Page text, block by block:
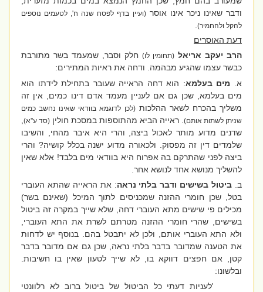
ודבר שאינו ניכר אינו אוסר(ועיין בדף לפסח שנה ח', לטעמים נוספים
להקל ולהחמיר).
דעת האוסרים
הרב יעקב אריאל(תחומין לו)חלק וסבר, שמעמד בשר מתורבת
כבשר עצמו שהגיע מבהמה. ודחה את ראיות המתירים:
א.מים בעלמא: הוא דחה הראייה שעובר בתחילת לידתו הוא
מים בעלמא, שכן גם אם לעניין מעמד אדם דינו כמים, אין זה
משליך בהכרח לשאר ההלכות(לכן לדוגמא בוודאי שאינו נחשב כמים
שניתן לשתות אותם). ראייה הביא מהתוספות במסכת חולין(סד ע''א),
שדנים מדוע מותר לאכול ביצה, והרי היא איבר מהחי, והשיבו
שלמדים דין זה מפסוק. ולכאורה מדוע ישנה בכלל קושיה? והרי
ביצה לפני שהתרקם בה אפרוח היא בוודאי מים בלבד! אלא שאין
להשליך מנושא אחד לנושא אחר.
ב.ביטול בשישים ודבר בלתי נראה: את הראייה שהתא העוברי
בטל, שכן חומרי ההזנה שמכניסים לתוך המיכל (שאינם בשר)
מכילים פי שישים מתא העוברי דחה, שלא שייך במקרה זה ביטול
בשישים, שהרי חומרי ההזנה מטרתם לשרת את התא העוברי,
ולא התא העוברי אותם, ולכן לא יתבטל בהם. בנוסף יש לדחות
את הטענה שמדובר בדבר בלתי נראה, שכן גם אם מדובר בדבר
קטן, אם חפצים דווקא בו, לא שייך לטעון שאין בו חשיבות.
ובלשונו:
'לעניות דעתי כל הביטול של ביטול ברוב לא רלוונטי